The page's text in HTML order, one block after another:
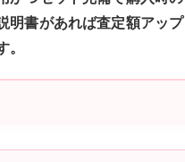
明書があれば査定額アップ
。